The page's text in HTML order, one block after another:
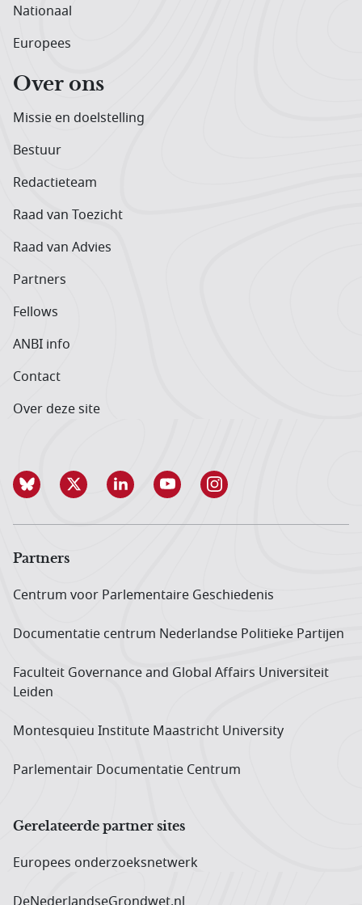
Nationaal
Europees
Over ons
Missie en doelstelling
Bestuur
Redactieteam
Raad van Toezicht
Raad van Advies
Partners
Fellows
ANBI info
Contact
Over deze site
Partners
Centrum voor Parlementaire Geschiedenis
Documentatie centrum Neder­landse Politieke Partijen
Faculteit Governance and Global Affairs Universiteit
Leiden
Montesquieu Institute Maastricht University
Parlementair Documentatie Centrum
Gerelateerde partner sites
Europees onderzoeks­netwerk